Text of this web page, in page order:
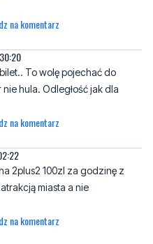
na komentarz
To wolę pojechać do
hula. Odległość jak dla
na komentarz
2plus2 100zl za godzinę z
miasta a nie
na komentarz